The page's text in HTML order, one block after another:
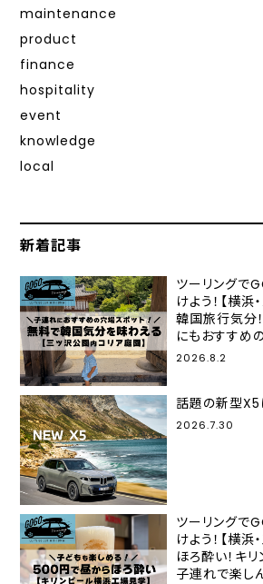
maintenance
product
finance
hospitality
event
knowledge
local
新着記事
ツーリングで
けよう！【横
韓国旅行気分
にもおすすめ
2026.8.2
話題の新型X5
2026.7.30
ツーリングで
けよう！【横
ほろ酔い！キ
子連れで楽し